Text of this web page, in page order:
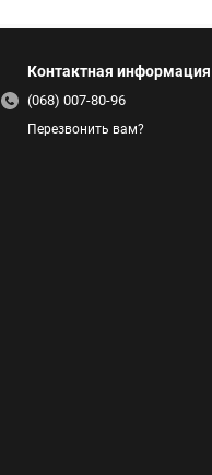
Контактная информация
(068) 007-80-96
Перезвонить вам?